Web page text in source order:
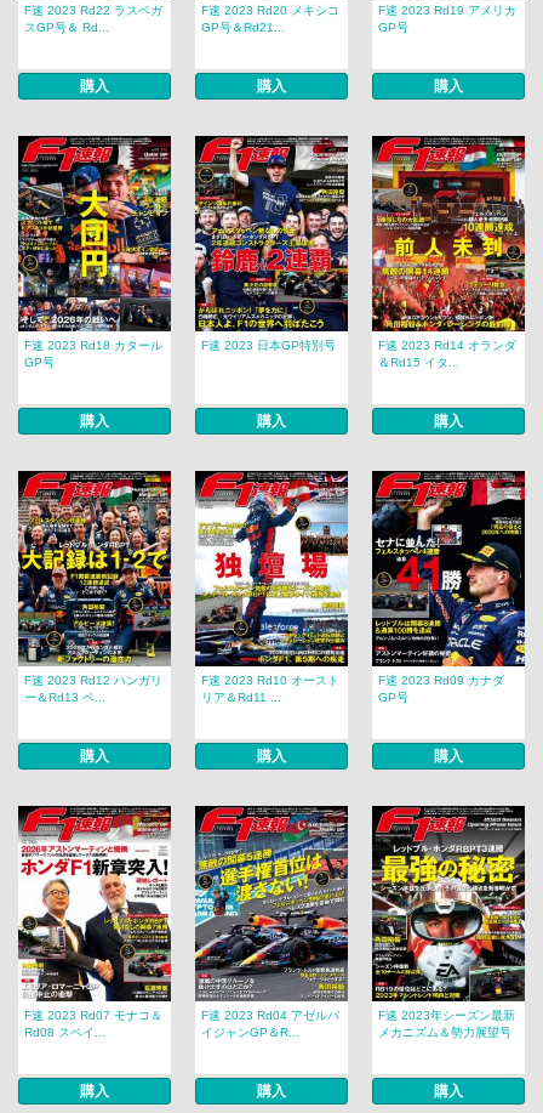
F速 2023 Rd22 ラスベガ
スGP号＆ Rd...
購入
F速 2023 Rd20 メキシコ
GP号＆Rd21...
購入
F速 2023 Rd19 アメリカ
GP号
購入
F速 2023 Rd18 カタール
GP号
購入
F速 2023 日本GP特別号
購入
F速 2023 Rd14 オランダ
＆Rd15 イタ...
購入
F速 2023 Rd12 ハンガリ
ー＆Rd13 ベ...
購入
F速 2023 Rd10 オースト
リア＆Rd11 ...
購入
F速 2023 Rd09 カナダ
GP号
購入
F速 2023 Rd07 モナコ＆
Rd08 スペイ...
購入
F速 2023 Rd04 アゼルバ
イジャンGP＆R...
購入
F速 2023年シーズン最新
メカニズム＆勢力展望号
購入